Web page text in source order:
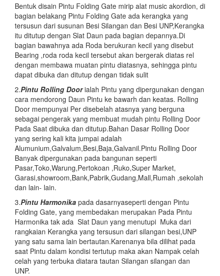
Bentuk disain Pintu Folding Gate mirip alat music akordion, di
bagian belakang Pintu Folding Gate ada kerangka yang
tersusun dari susunan Besi Silangan dan Besi UNP,Kerangka
itu ditutup dengan Slat Daun pada bagian depannya.Di
bagian bawahnya ada Roda berukuran kecil yang disebut
Bearing ,roda roda kecil tersebut akan bergerak diatas rel
dengan membawa muatan pintu diatasnya, sehingga pintu
dapat dibuka dan ditutup dengan tidak sulit
2.Pintu Rolling Doorialah Pintu yang dipergunakan dengan
cara mendorong Daun Pintu ke bawarh dan keatas. Rolling
Door mempunyai Per disebelah atasnya yang berguna
sebagai pengerak yang membuat mudah pintu Rolling Door
Pada Saat dibuka dan ditutup.Bahan Dasar Rolling Door
yang sering kali kita jumpai adalah
Alumunium,Galvalum,Besi,Baja,Galvanil.Pintu Rolling Door
Banyak dipergunakan pada bangunan seperti
Pasar,Toko,Warung,Pertokoan ,Ruko,Super Market,
Garasi,showroom,Bank,Pabrik,Gudang,Mall,Rumah ,sekolah
dan lain- lain.
3.Pintu Harmonika pada dasarnyaseperti dengan Pintu
Folding Gate, yang membedakan merupakan Pada Pintu
Harmonika tak ada Slat Daun yang menutupi Muka dari
rangkaian Kerangka yang tersusun dari silangan besi,UNP
yang satu sama lain bertautan.Karenanya bila dilihat pada
saat Pintu dalam kondisi tertutup maka akan Nampak celah
celah yang terbuka diatara tautan Silangan silangan dan
UNP.